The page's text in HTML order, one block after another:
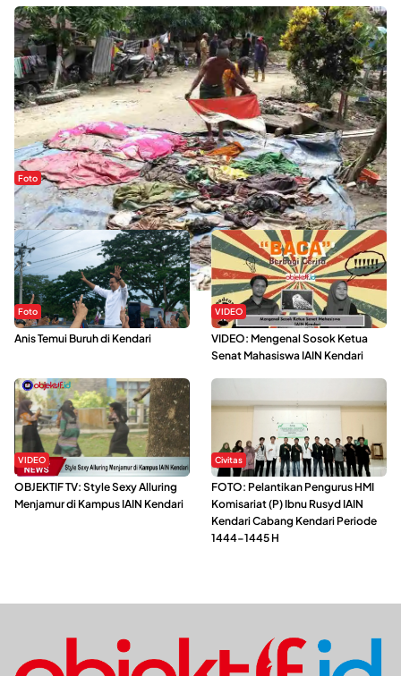
Foto
Sejak Banjir Bandang, Warga Butuhkan Air Bersih
Foto
Anis Temui Buruh di Kendari
VIDEO
VIDEO: Mengenal Sosok Ketua
Senat Mahasiswa IAIN Kendari
VIDEO
OBJEKTIF TV: Style Sexy Alluring
Menjamur di Kampus IAIN Kendari
Civitas
FOTO: Pelantikan Pengurus HMI
Komisariat (P) Ibnu Rusyd IAIN
Kendari Cabang Kendari Periode
1444-1445 H